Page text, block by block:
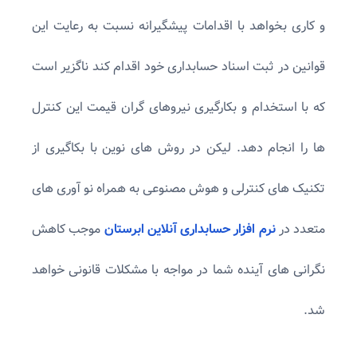
و کاری بخواهد با اقدامات پیشگیرانه نسبت به رعایت این
قوانین در ثبت اسناد حسابداری خود اقدام کند ناگزیر است
که با استخدام و بکارگیری نیروهای گران قیمت این کنترل
ها را انجام دهد. لیکن در روش های نوین با بکاگیری از
تکنیک های کنترلی و هوش مصنوعی به همراه نو آوری های
متعدد درنرم افزار حسابداری آنلاین ابرستانموجب کاهش
نگرانی های آینده شما در مواجه با مشکلات قانونی خواهد
شد.